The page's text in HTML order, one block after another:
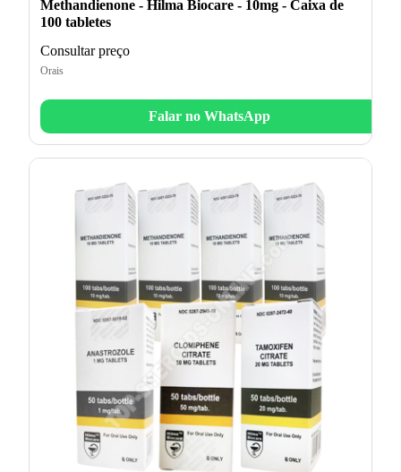
Methandienone - Hilma Biocare - 10mg - Caixa de
100 tabletes
Consultar preço
Orais
Falar no WhatsApp